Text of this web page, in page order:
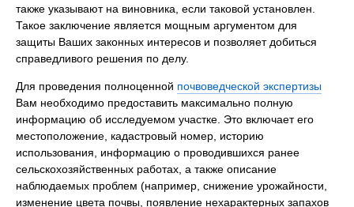
также указывают на виновника, если таковой установлен.
Такое заключение является мощным аргументом для
защиты Ваших законных интересов и позволяет добиться
справедливого решения по делу.
Для проведения полноценной почвоведческой экспертизы
Вам необходимо предоставить максимально полную
информацию об исследуемом участке. Это включает его
местоположение, кадастровый номер, историю
использования, информацию о проводившихся ранее
сельскохозяйственных работах, а также описание
наблюдаемых проблем (например, снижение урожайности,
изменение цвета почвы, появление нехарактерных запахов